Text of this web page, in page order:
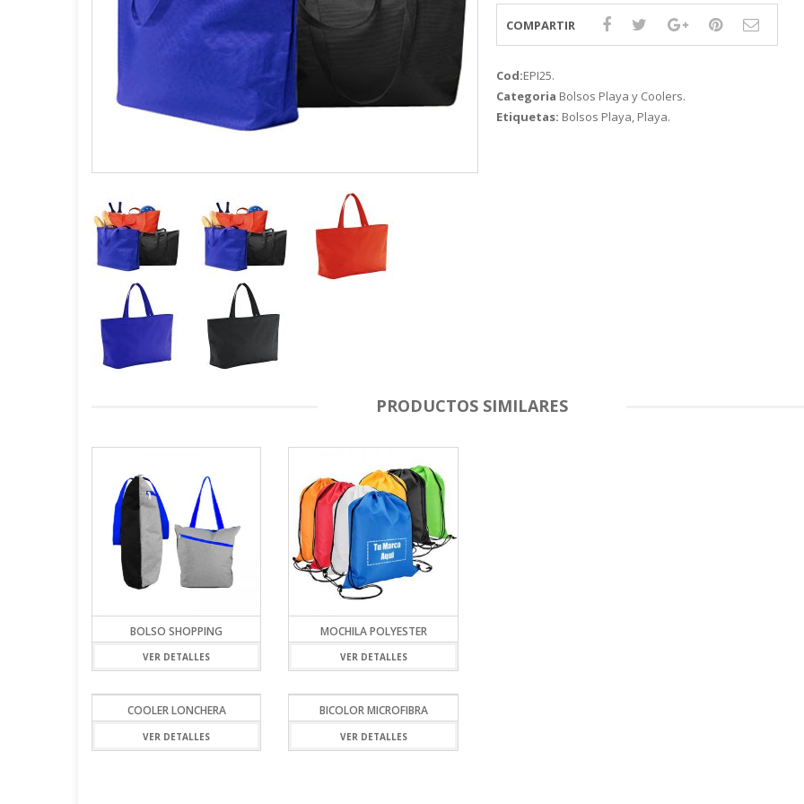
GOURMET Y BBQ
GALVANOS Y MEDALLAS
COMPARTIR
Cod:EPI25.
Categoria Bolsos Playa y Coolers.
Etiquetas: Bolsos Playa, Playa.
PRODUCTOS SIMILARES
BOLSO SHOPPING
VER DETALLES
MOCHILA POLYESTER
VER DETALLES
COOLER LONCHERA
VER DETALLES
BICOLOR MICROFIBRA
VER DETALLES